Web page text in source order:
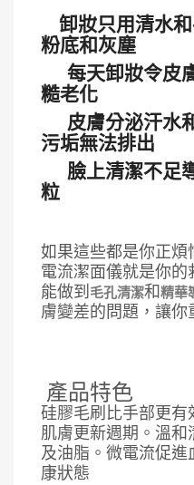
卸妝只用清水
粉底和灰塵
每天卸妝令皮
糙老化
皮膚分泌汗水
污垢無法排出
臉上清潔不足
粒
如果這些都是你正
電流潔面儀就是你
能做到 毛孔清潔和精華
膚變差的問題，讓你
產品特色
硅膠毛刷比手部更
肌膚更新週期。溫
及油脂。微電流促
康狀態